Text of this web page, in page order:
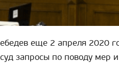
еще 2 апреля 2020
запросы по поводу мер